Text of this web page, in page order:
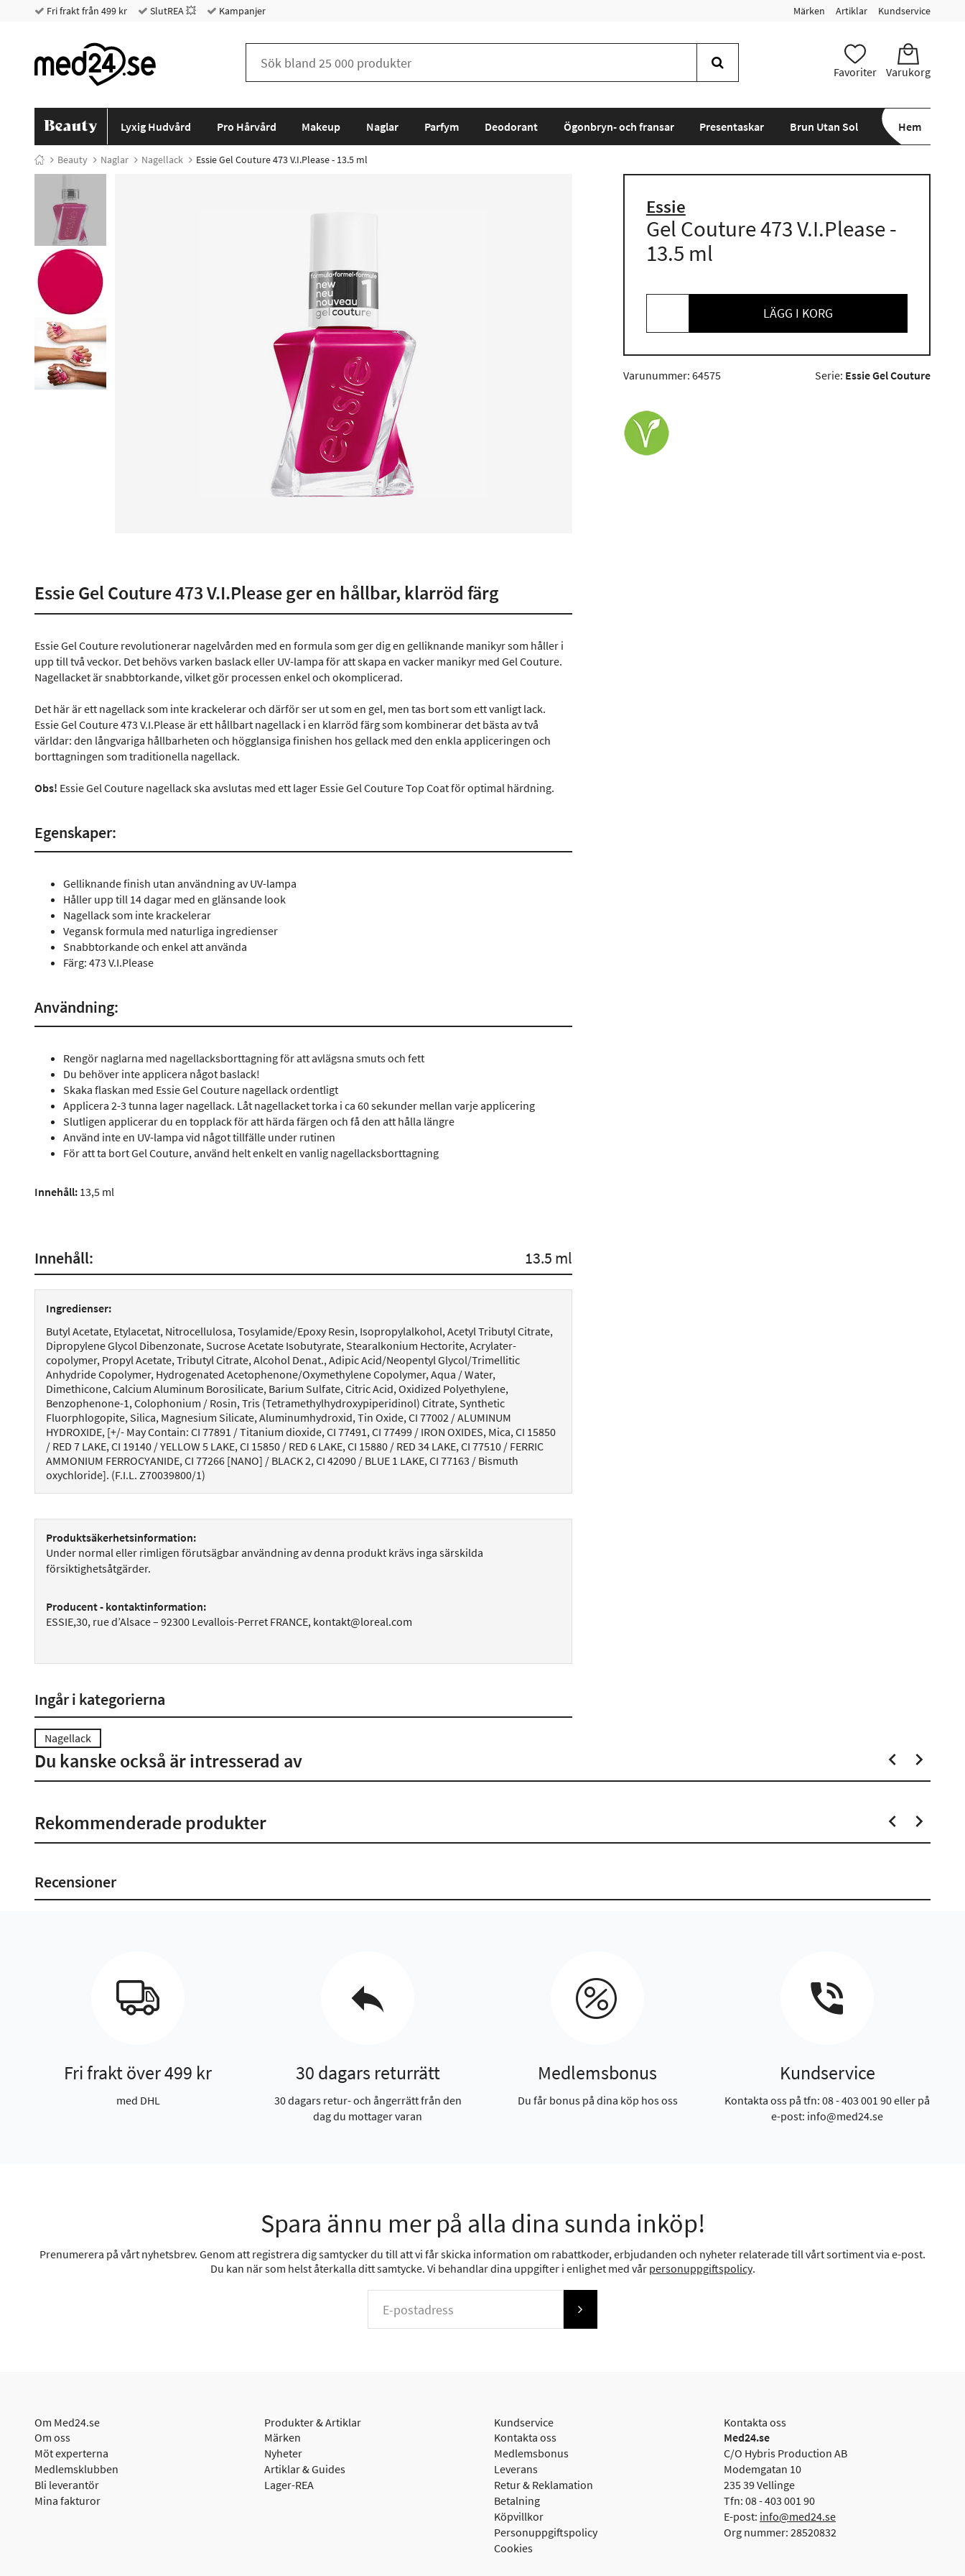
Fri frakt från 499 kr SlutREA 💥 Kampanjer Märken Artiklar Kundservice
Favoriter Varukorg
Lyxig Hudvård Pro Hårvård Makeup Naglar Parfym Deodorant Ögonbryn- och fransar Presentaskar Brun Utan Sol Hem
Beauty Naglar Nagellack Essie Gel Couture 473 V.I.Please - 13.5 ml
Essie
Gel Couture 473 V.I.Please -
13.5 ml
LÄGG I KORG
Varunummer: 64575 Serie: Essie Gel Couture
Essie Gel Couture 473 V.I.Please ger en hållbar, klarröd färg
Essie Gel Couture revolutionerar nagelvården med en formula som ger dig en gelliknande manikyr som håller i
upp till två veckor. Det behövs varken baslack eller UV-lampa för att skapa en vacker manikyr med Gel Couture.
Nagellacket är snabbtorkande, vilket gör processen enkel och okomplicerad.
Det här är ett nagellack som inte krackelerar och därför ser ut som en gel, men tas bort som ett vanligt lack.
Essie Gel Couture 473 V.I.Please är ett hållbart nagellack i en klarröd färg som kombinerar det bästa av två
världar: den långvariga hållbarheten och högglansiga finishen hos gellack med den enkla appliceringen och
borttagningen som traditionella nagellack.
Obs! Essie Gel Couture nagellack ska avslutas med ett lager Essie Gel Couture Top Coat för optimal härdning.
Egenskaper:
Gelliknande finish utan användning av UV-lampa
Håller upp till 14 dagar med en glänsande look
Nagellack som inte krackelerar
Vegansk formula med naturliga ingredienser
Snabbtorkande och enkel att använda
Färg: 473 V.I.Please
Användning:
Rengör naglarna med nagellacksborttagning för att avlägsna smuts och fett
Du behöver inte applicera något baslack!
Skaka flaskan med Essie Gel Couture nagellack ordentligt
Applicera 2-3 tunna lager nagellack. Låt nagellacket torka i ca 60 sekunder mellan varje applicering
Slutligen applicerar du en topplack för att härda färgen och få den att hålla längre
Använd inte en UV-lampa vid något tillfälle under rutinen
För att ta bort Gel Couture, använd helt enkelt en vanlig nagellacksborttagning
Innehåll: 13,5 ml
Innehåll: 13.5 ml
Ingredienser:
Butyl Acetate, Etylacetat, Nitrocellulosa, Tosylamide/Epoxy Resin, Isopropylalkohol, Acetyl Tributyl Citrate,
Dipropylene Glycol Dibenzonate, Sucrose Acetate Isobutyrate, Stearalkonium Hectorite, Acrylater-
copolymer, Propyl Acetate, Tributyl Citrate, Alcohol Denat., Adipic Acid/Neopentyl Glycol/Trimellitic
Anhydride Copolymer, Hydrogenated Acetophenone/Oxymethylene Copolymer, Aqua / Water,
Dimethicone, Calcium Aluminum Borosilicate, Barium Sulfate, Citric Acid, Oxidized Polyethylene,
Benzophenone-1, Colophonium / Rosin, Tris (Tetramethylhydroxypiperidinol) Citrate, Synthetic
Fluorphlogopite, Silica, Magnesium Silicate, Aluminumhydroxid, Tin Oxide, CI 77002 / ALUMINUM
HYDROXIDE, [+/- May Contain: CI 77891 / Titanium dioxide, CI 77491, CI 77499 / IRON OXIDES, Mica, CI 15850
/ RED 7 LAKE, CI 19140 / YELLOW 5 LAKE, CI 15850 / RED 6 LAKE, CI 15880 / RED 34 LAKE, CI 77510 / FERRIC
AMMONIUM FERROCYANIDE, CI 77266 [NANO] / BLACK 2, CI 42090 / BLUE 1 LAKE, CI 77163 / Bismuth
oxychloride]. (F.I.L. Z70039800/1)
Produktsäkerhetsinformation:
Under normal eller rimligen förutsägbar användning av denna produkt krävs inga särskilda
försiktighetsåtgärder.
Producent - kontaktinformation:
ESSIE,30, rue d’Alsace – 92300 Levallois-Perret FRANCE, kontakt@loreal.com
Ingår i kategorierna
Nagellack
Du kanske också är intresserad av
Rekommenderade produkter
Recensioner
Fri frakt över 499 kr
med DHL
30 dagars returrätt
30 dagars retur- och ångerrätt från den
dag du mottager varan
Medlemsbonus
Du får bonus på dina köp hos oss
Kundservice
Kontakta oss på tfn: 08 - 403 001 90 eller på
e-post: info@med24.se
Spara ännu mer på alla dina sunda inköp!
Prenumerera på vårt nyhetsbrev. Genom att registrera dig samtycker du till att vi får skicka information om rabattkoder, erbjudanden och nyheter relaterade till vårt sortiment via e-post.
Du kan när som helst återkalla ditt samtycke. Vi behandlar dina uppgifter i enlighet med vår personuppgiftspolicy.
Om Med24.se
Om oss
Möt experterna
Medlemsklubben
Bli leverantör
Mina fakturor
Produkter & Artiklar
Märken
Nyheter
Artiklar & Guides
Lager-REA
Kundservice
Kontakta oss
Medlemsbonus
Leverans
Retur & Reklamation
Betalning
Köpvillkor
Personuppgiftspolicy
Cookies
Kontakta oss
Med24.se
C/O Hybris Production AB
Modemgatan 10
235 39 Vellinge
Tfn: 08 - 403 001 90
E-post: info@med24.se
Org nummer: 28520832